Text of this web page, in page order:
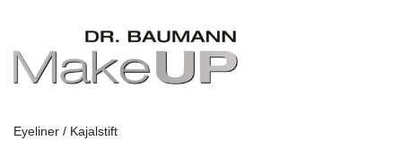
Eyeliner / Kajalstift